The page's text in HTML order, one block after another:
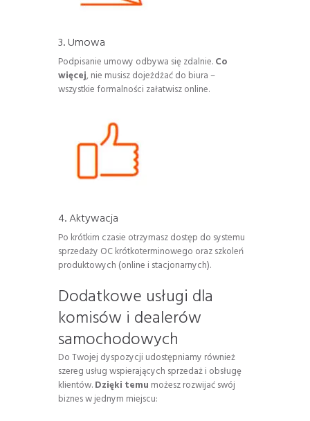
3. Umowa
Podpisanie umowy odbywa się zdalnie.Co
więcej, nie musisz dojeżdżać do biura –
wszystkie formalności załatwisz online.
4. Aktywacja
Po krótkim czasie otrzymasz dostęp do systemu
sprzedaży OC krótkoterminowego oraz szkoleń
produktowych (online i stacjonarnych).
Dodatkowe usługi dla
komisów i dealerów
samochodowych
Do Twojej dyspozycji udostępniamy również
szereg usług wspierających sprzedaż i obsługę
klientów.Dzięki temu możesz rozwijać swój
biznes w jednym miejscu: